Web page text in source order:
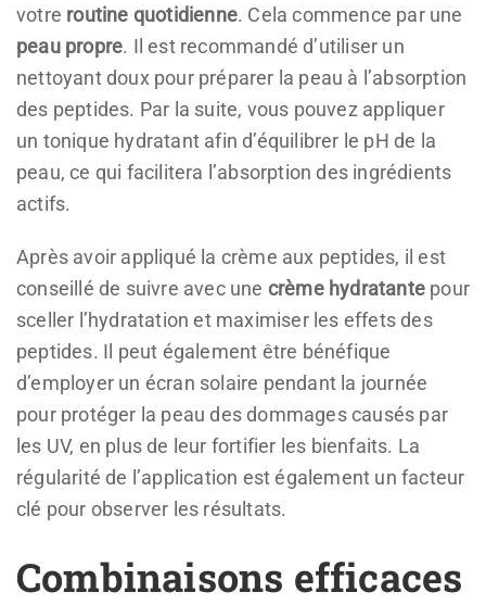
votre routine quotidienne. Cela commence par une
peau propre. Il est recommandé d’utiliser un
nettoyant doux pour préparer la peau à l’absorption
des peptides. Par la suite, vous pouvez appliquer
un tonique hydratant afin d’équilibrer le pH de la
peau, ce qui facilitera l’absorption des ingrédients
actifs.
Après avoir appliqué la crème aux peptides, il est
conseillé de suivre avec une crème hydratante pour
sceller l’hydratation et maximiser les effets des
peptides. Il peut également être bénéfique
d’employer un écran solaire pendant la journée
pour protéger la peau des dommages causés par
les UV, en plus de leur fortifier les bienfaits. La
régularité de l’application est également un facteur
clé pour observer les résultats.
Combinaisons efficaces